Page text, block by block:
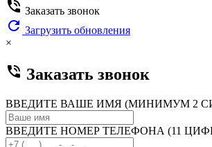
phone_in_talk Заказать звонок
refresh Загрузить обновления
×
phone_in_talk Заказать звонок
ВВЕДИТЕ ВАШЕ ИМЯ (МИНИМУМ 2
ВВЕДИТЕ НОМЕР ТЕЛЕФОНА (11